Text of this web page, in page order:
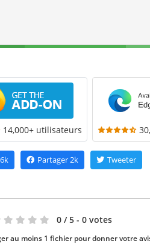
14,000+ utilisateurs
Partager2k Tweeter
0 / 5 - 0 votes
au moins 1 fichier pour donner votre